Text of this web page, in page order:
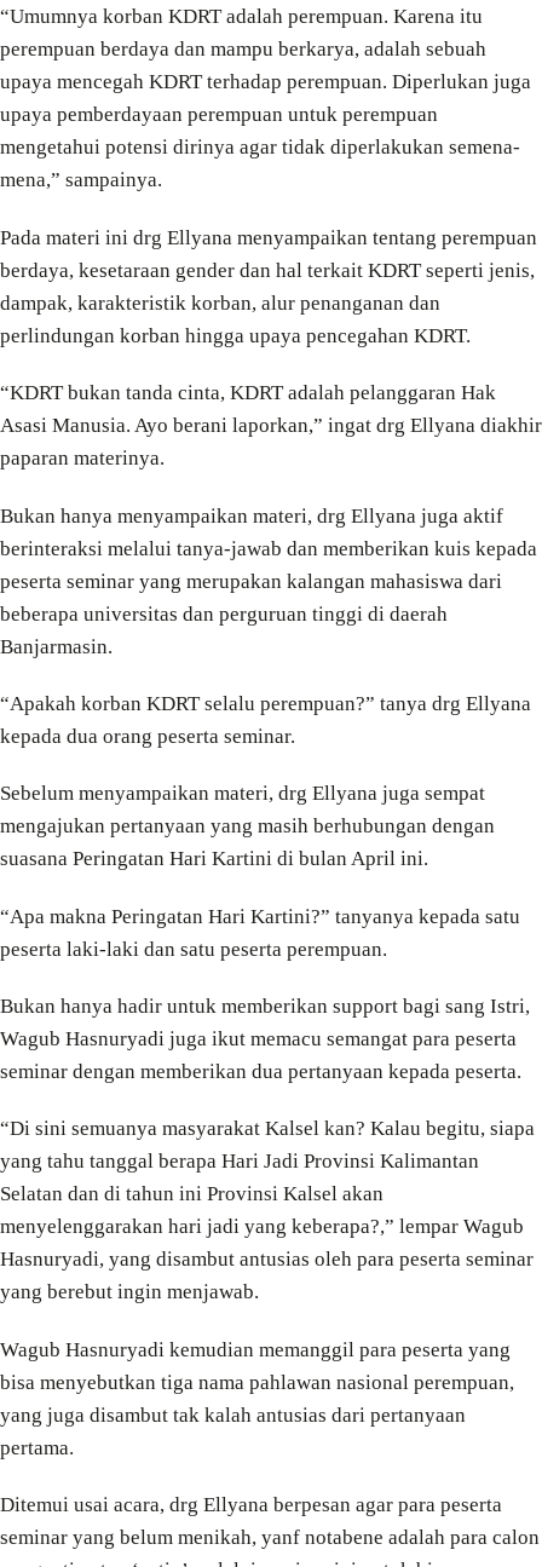
“Umumnya korban KDRT adalah perempuan. Karena itu
perempuan berdaya dan mampu berkarya, adalah sebuah
upaya mencegah KDRT terhadap perempuan. Diperlukan juga
upaya pemberdayaan perempuan untuk perempuan
mengetahui potensi dirinya agar tidak diperlakukan semena-
mena,” sampainya.
Pada materi ini drg Ellyana menyampaikan tentang perempuan
berdaya, kesetaraan gender dan hal terkait KDRT seperti jenis,
dampak, karakteristik korban, alur penanganan dan
perlindungan korban hingga upaya pencegahan KDRT.
“KDRT bukan tanda cinta, KDRT adalah pelanggaran Hak
Asasi Manusia. Ayo berani laporkan,” ingat drg Ellyana diakhir
paparan materinya.
Bukan hanya menyampaikan materi, drg Ellyana juga aktif
berinteraksi melalui tanya-jawab dan memberikan kuis kepada
peserta seminar yang merupakan kalangan mahasiswa dari
beberapa universitas dan perguruan tinggi di daerah
Banjarmasin.
“Apakah korban KDRT selalu perempuan?” tanya drg Ellyana
kepada dua orang peserta seminar.
Sebelum menyampaikan materi, drg Ellyana juga sempat
mengajukan pertanyaan yang masih berhubungan dengan
suasana Peringatan Hari Kartini di bulan April ini.
“Apa makna Peringatan Hari Kartini?” tanyanya kepada satu
peserta laki-laki dan satu peserta perempuan.
Bukan hanya hadir untuk memberikan support bagi sang Istri,
Wagub Hasnuryadi juga ikut memacu semangat para peserta
seminar dengan memberikan dua pertanyaan kepada peserta.
“Di sini semuanya masyarakat Kalsel kan? Kalau begitu, siapa
yang tahu tanggal berapa Hari Jadi Provinsi Kalimantan
Selatan dan di tahun ini Provinsi Kalsel akan
menyelenggarakan hari jadi yang keberapa?,” lempar Wagub
Hasnuryadi, yang disambut antusias oleh para peserta seminar
yang berebut ingin menjawab.
Wagub Hasnuryadi kemudian memanggil para peserta yang
bisa menyebutkan tiga nama pahlawan nasional perempuan,
yang juga disambut tak kalah antusias dari pertanyaan
pertama.
Ditemui usai acara, drg Ellyana berpesan agar para peserta
seminar yang belum menikah, yanf notabene adalah para calon